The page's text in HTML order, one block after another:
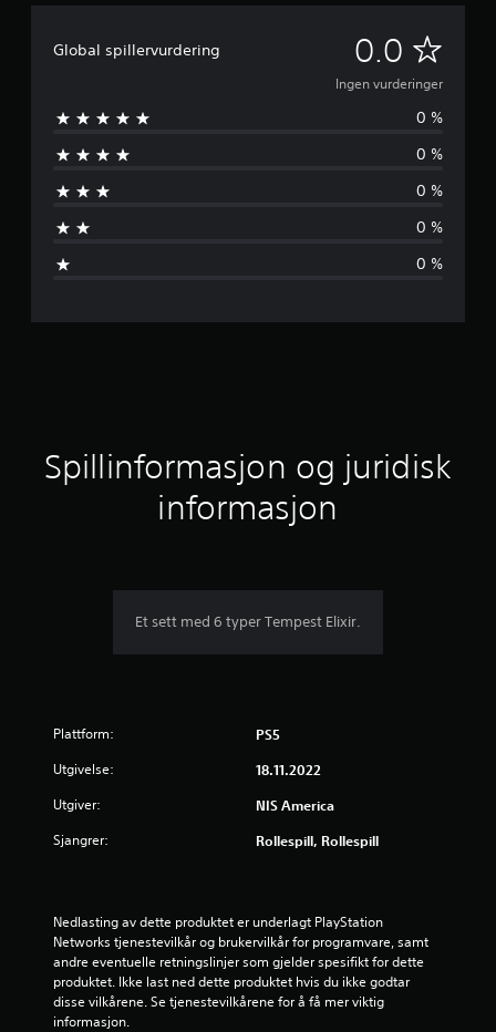
Global spillervurdering 0.0
n
g
e
n
v
r
r
Ingen vurderinger
0 %
0 %
0 %
0 %
0 %
Spillinformasjon og juridisk
informasjon
Et sett med 6 typer Tempest Elixir.
Plattform: PS5
Utgivelse: 18.11.2022
Utgiver: NIS America
Sjangrer: Rollespill, Rollespill
Nedlasting av dette produktet er underlagt PlayStation
Networks tjenestevilkår og brukervilkår for programvare, samt
andre eventuelle retningslinjer som gjelder spesifikt for dette
produktet. Ikke last ned dette produktet hvis du ikke godtar
disse vilkårene. Se tjenestevilkårene for å få mer viktig
informasjon.